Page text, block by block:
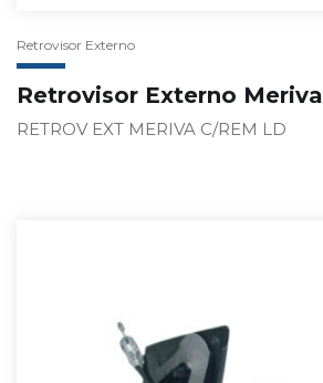
Retrovisor Externo
Retrovisor Externo Meriva
RETROV EXT MERIVA C/REM LD